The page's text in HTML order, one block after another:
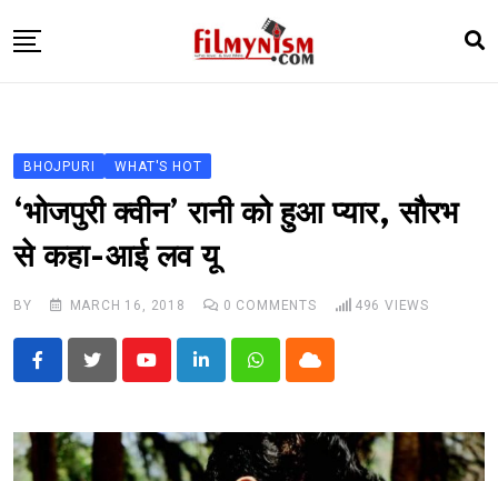
to
TELEVISION
BHOJPURI
NEWS ABTAK
STARRY SIDES
MORE
BHOJPURI WHAT'S HOT
‘भोजपुरी क्वीन’ रानी को हुआ प्यार, सौरभ
से कहा-आई लव यू
BY MARCH 16, 2018 0 COMMENTS 496 VIEWS
YoutubeLinkedInWhatsappCloud